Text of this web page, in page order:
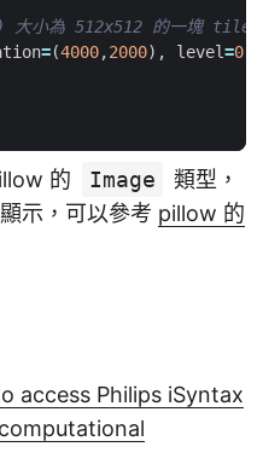
大小為 512x512 的一塊 tile
=(4000,2000), level=0
的 Image
類型，
示，可以參考 pillow 的
access Philips iSyntax